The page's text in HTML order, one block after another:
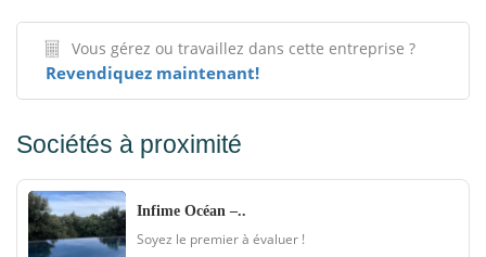
Vous gérez ou travaillez dans cette entreprise ?
Revendiquez maintenant!
Sociétés à proximité
Infime Océan –..
Soyez le premier à évaluer !